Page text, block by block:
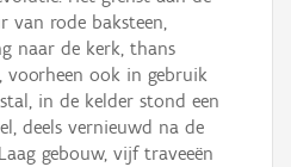
van rode baksteen,
naar de kerk, thans
voorheen ook in gebruik
in de kelder stond een
deels vernieuwd na de
gebouw, vijf traveeën